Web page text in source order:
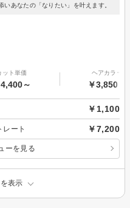
あなたの「なりたい」を叶えます。
ット単価
4,400～
ヘアカラー
￥3,850～
￥1,100
レート ￥7,200
ーを見る
表示